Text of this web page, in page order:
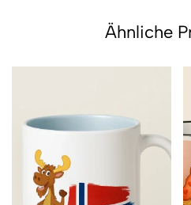
Ähnliche